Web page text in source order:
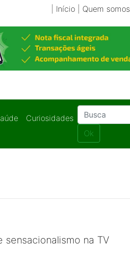
Início| Quem somos
Curiosidades
Ok
na TV